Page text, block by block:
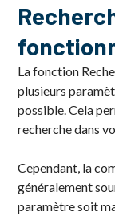
La fonction
plusieurs
possible. Cela
recherche dans
Cependant, la
généralement
paramètre soit